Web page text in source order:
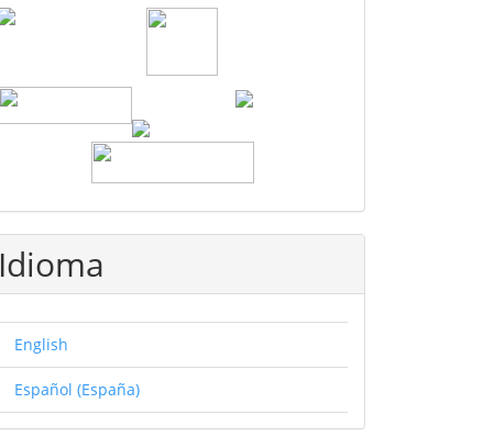
Idioma
English
Español (España)